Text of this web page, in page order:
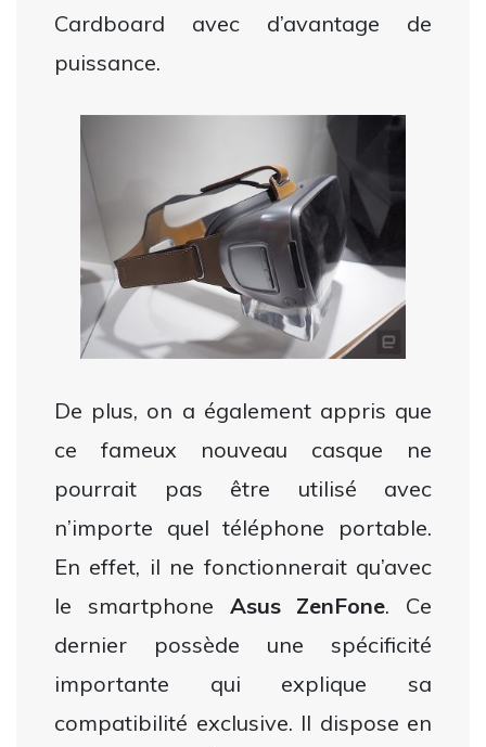
Cardboard avec d’avantage de
puissance.
De plus, on a également appris que
ce fameux nouveau casque ne
pourrait pas être utilisé avec
n’importe quel téléphone portable.
En effet, il ne fonctionnerait qu’avec
le smartphone Asus ZenFone. Ce
dernier possède une spécificité
importante qui explique sa
compatibilité exclusive. Il dispose en